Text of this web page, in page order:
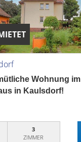
Wohnung im
in Kaulsdorf!
3
ZIMMER